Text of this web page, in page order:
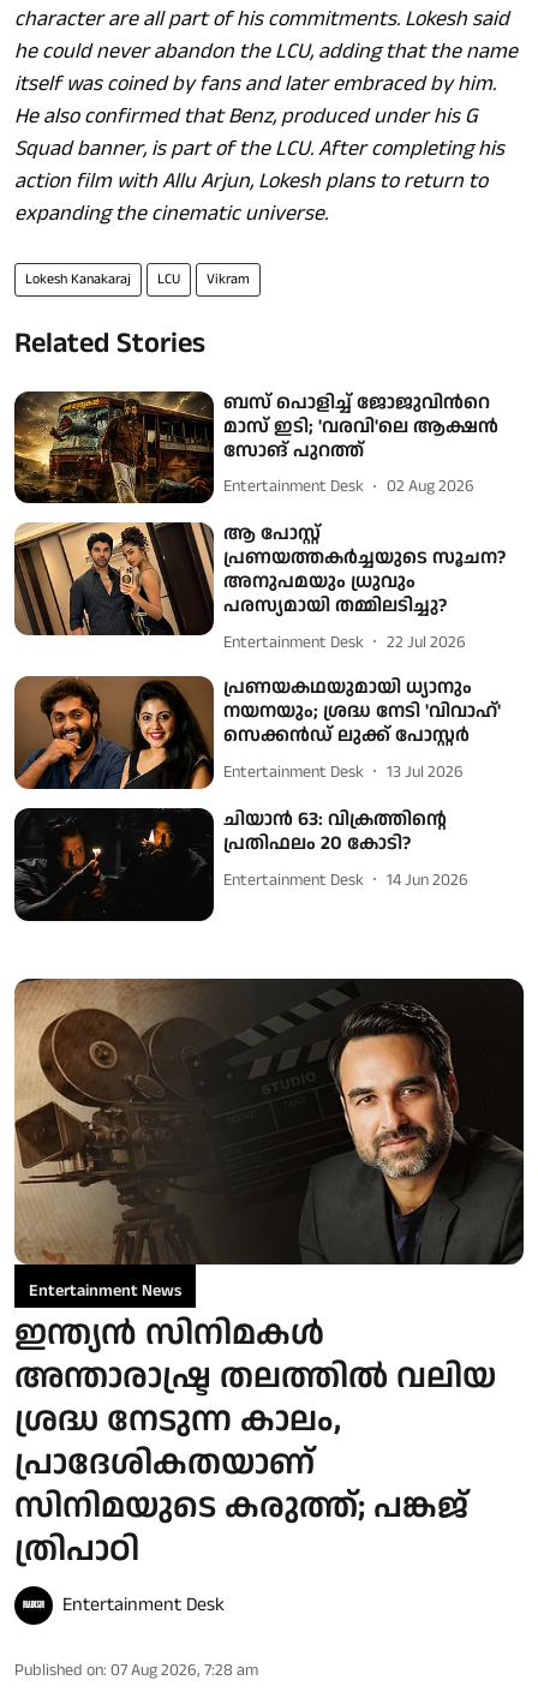
character are all part of his commitments. Lokesh said
he could never abandon the LCU, adding that the name
itself was coined by fans and later embraced by him.
He also confirmed that Benz, produced under his G
Squad banner, is part of the LCU. After completing his
action film with Allu Arjun, Lokesh plans to return to
expanding the cinematic universe.
Lokesh Kanakaraj LCU Vikram
Related Stories
ബസ് പൊളിച്ച് ജോജുവിന്‍റെ
മാസ് ഇടി; 'വരവി'ലെ ആക്ഷന്‍
സോങ് പുറത്ത്
Entertainment Desk 02 Aug 2026
ആ പോസ്റ്റ്
പ്രണയത്തകര്‍ച്ചയുടെ സൂചന?
അനുപമയും ധ്രുവും
പരസ്യമായി തമ്മിലടിച്ചു?
Entertainment Desk 22 Jul 2026
പ്രണയകഥയുമായി ധ്യാനും
നയനയും; ശ്രദ്ധ നേടി 'വിവാഹ്'
സെക്കന്‍ഡ് ലുക്ക് പോസ്റ്റര്‍
Entertainment Desk 13 Jul 2026
ചിയാൻ 63: വിക്രത്തിന്റെ
പ്രതിഫലം 20 കോടി?
Entertainment Desk 14 Jun 2026
Entertainment News
ഇന്ത്യൻ സിനിമകൾ
അന്താരാഷ്ട്ര തലത്തിൽ വലിയ
ശ്രദ്ധ നേടുന്ന കാലം,
പ്രാദേശികതയാണ്
സിനിമയുടെ കരുത്ത്; പങ്കജ്
ത്രിപാഠി
Entertainment Desk
Published on: 07 Aug 2026, 7:28 am